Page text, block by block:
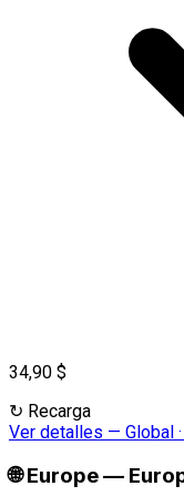
34,90 $
↻ Recarga
Ver detalles — Global
🌐 Europe—